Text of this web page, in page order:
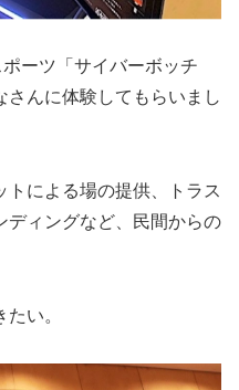
ーツ「サイバーボッチ
さんに体験してもらいまし
トによる場の提供、トラス
ディングなど、民間からの
い。